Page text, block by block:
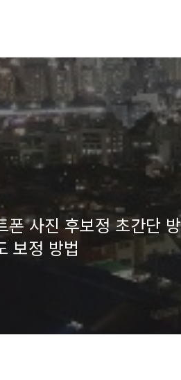
폰 사진 후보정 초간단
보정 방법